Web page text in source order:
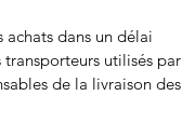
achats dans un délai
utilisés par
de la livraison des